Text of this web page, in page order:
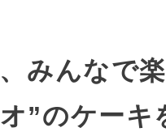
みんなで
”のケーキ